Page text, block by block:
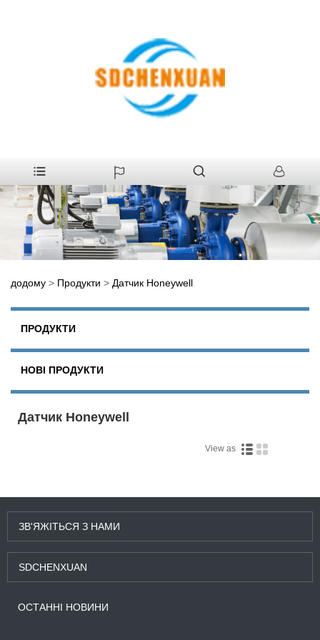
додому > Продукти > Датчик Honeywell
ПРОДУКТИ
НОВІ ПРОДУКТИ
Датчик Honeywell
View as
ЗВ'ЯЖІТЬСЯ З НАМИ
SDCHENXUAN
ОСТАННІ НОВИНИ